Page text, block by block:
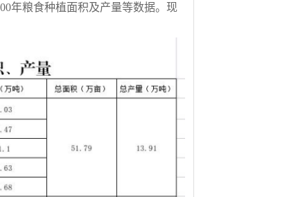
年粮食种植面积及产量等数据。现